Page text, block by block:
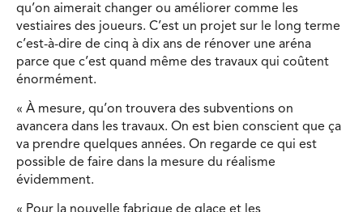
qu’on aimerait changer ou améliorer comme les
vestiaires des joueurs. C’est un projet sur le long terme
c’est-à-dire de cinq à dix ans de rénover une aréna
parce que c’est quand même des travaux qui coûtent
énormément.
« À mesure, qu’on trouvera des subventions on
avancera dans les travaux. On est bien conscient que ça
va prendre quelques années. On regarde ce qui est
possible de faire dans la mesure du réalisme
évidemment.